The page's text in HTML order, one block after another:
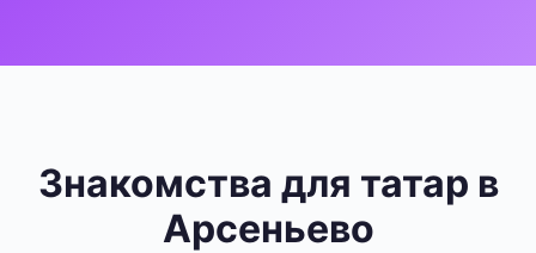
Знакомства для татар в
Арсеньево